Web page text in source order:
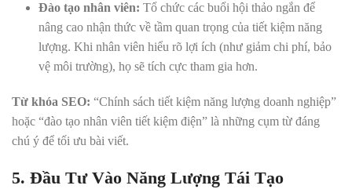
Đào tạo nhân viên: Tổ chức các buổi hội thảo ngắn để
nâng cao nhận thức về tầm quan trọng của tiết kiệm năng
lượng. Khi nhân viên hiểu rõ lợi ích (như giảm chi phí, bảo
vệ môi trường), họ sẽ tích cực tham gia hơn.
Từ khóa SEO: “Chính sách tiết kiệm năng lượng doanh nghiệp”
hoặc “đào tạo nhân viên tiết kiệm điện” là những cụm từ đáng
chú ý để tối ưu bài viết.
5. Đầu Tư Vào Năng Lượng Tái Tạo